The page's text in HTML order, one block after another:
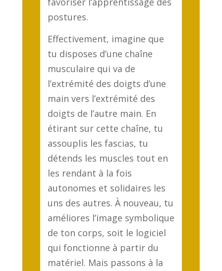
postures.
Effectivement, imagine que
tu disposes d’une chaîne
musculaire qui va de
l’extrémité des doigts d’une
main vers l’extrémité des
doigts de l’autre main. En
étirant sur cette chaîne, tu
assouplis les fascias, tu
détends les muscles tout en
les rendant à la fois
autonomes et solidaires les
uns des autres. À nouveau, tu
améliores l’image symbolique
de ton corps, soit le logiciel
qui fonctionne à partir du
matériel. Mais passons à la